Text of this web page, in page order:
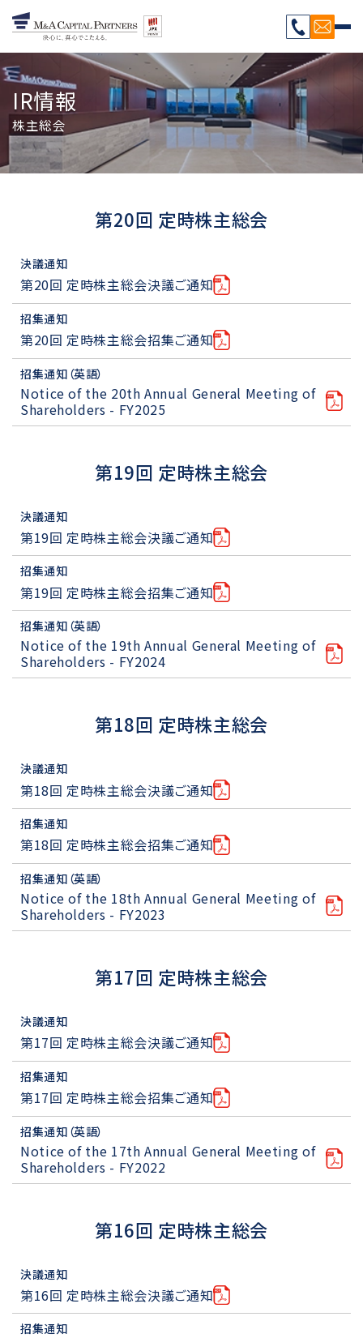
IR情報
株主総会
第20回 定時株主総会
決議通知
第20回 定時株主総会決議ご通知
招集通知
第20回 定時株主総会招集ご通知
招集通知（英語）
Notice of the 20th Annual General Meeting of
Shareholders - FY2025
第19回 定時株主総会
決議通知
第19回 定時株主総会決議ご通知
招集通知
第19回 定時株主総会招集ご通知
招集通知（英語）
Notice of the 19th Annual General Meeting of
Shareholders - FY2024
第18回 定時株主総会
決議通知
第18回 定時株主総会決議ご通知
招集通知
第18回 定時株主総会招集ご通知
招集通知（英語）
Notice of the 18th Annual General Meeting of
Shareholders - FY2023
第17回 定時株主総会
決議通知
第17回 定時株主総会決議ご通知
招集通知
第17回 定時株主総会招集ご通知
招集通知（英語）
Notice of the 17th Annual General Meeting of
Shareholders - FY2022
第16回 定時株主総会
決議通知
第16回 定時株主総会決議ご通知
招集通知